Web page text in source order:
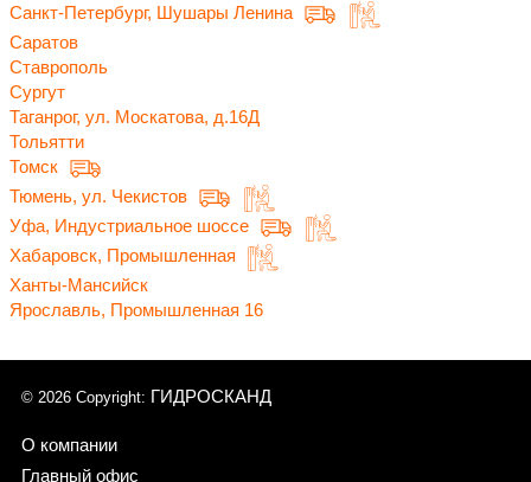
Санкт-Петербург, Шушары Ленина
Саратов
Ставрополь
Сургут
Таганрог, ул. Москатова, д.16Д
Тольятти
Томск
Тюмень, ул. Чекистов
Уфа, Индустриальное шоссе
Хабаровск, Промышленная
Ханты-Мансийск
Ярославль, Промышленная 16
© 2026 Copyright: ГИДРОСКАНД
О компании
Главный офис